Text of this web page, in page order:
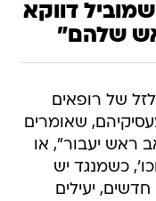
דווקא
שלהם"
של רופאים
שאומרים
ראש יעבור", או
כשמנגד יש
יעילים